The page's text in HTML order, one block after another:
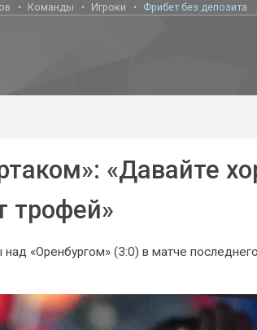
Команды Игроки Фрибет без депозита
«Давайте
трофей»
«Оренбургом» (3:0) в матче